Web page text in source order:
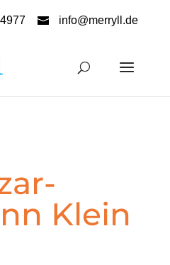
info@merryll.de
Klein